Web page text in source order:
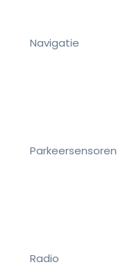
Navigatie
Parkeersensoren
Radio